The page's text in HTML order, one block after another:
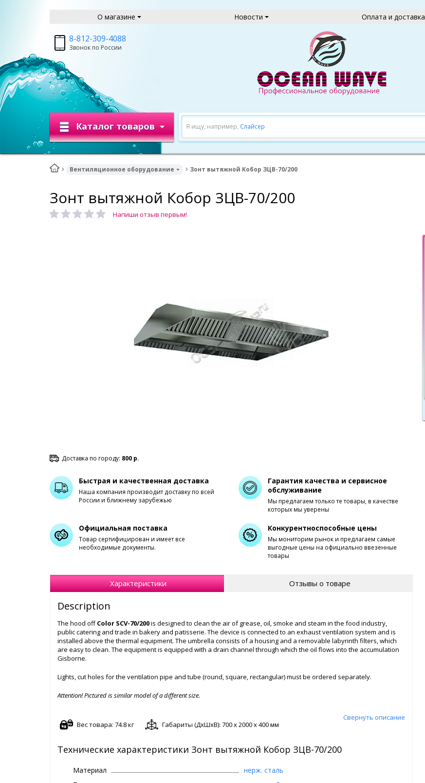
О магазине Новости Оплата и доставка
8-812-309-4088
Звонок по России
Я ищу, например, Слайсер
Каталог товаров
Вентиляционное оборудование Зонт вытяжной Кобор ЗЦВ-70/200
Зонт вытяжной Кобор ЗЦВ-70/200
Напиши отзыв первым!
Доставка по городу: 800 р.
Быстрая и качественная доставка
Наша компания производит доставку по всей
России и ближнему зарубежью
Гарантия качества и сервисное
обслуживание
Мы предлагаем только те товары, в качестве
которых мы уверены
Официальная поставка
Товар сертифицирован и имеет все
необходимые документы.
Конкурентноспособные цены
Мы мониторим рынок и предлагаем самые
выгодные цены на официально ввезенные
товары
Характеристики Отзывы о товаре
Description
The hood offColor SCV-70/200is designed to clean the air of grease, oil, smoke and steam in the food industry,
public catering and trade in bakery and patisserie. The device is connected to an exhaust ventilation system and is
installed above the thermal equipment. The umbrella consists of a housing and a removable labyrinth filters, which
are easy to clean. The equipment is equipped with a drain channel through which the oil flows into the accumulation
Gisborne.
Lights, cut holes for the ventilation pipe and tube (round, square, rectangular) must be ordered separately.
Attention! Pictured is similar model of a different size.
Свернуть описание
Вес товара: 74.8 кг
Габариты (ДxШxВ): 700 x 2000 x 400 мм
Технические характеристики Зонт вытяжной Кобор ЗЦВ-70/200
Материал
нерж. сталь